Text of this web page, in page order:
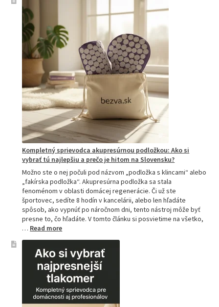
Kompletný sprievodca akupresúrnou podložkou: Ako si
vybrať tú najlepšiu a prečo je hitom na Slovensku?
Možno ste o nej počuli pod názvom „podložka s klincami“ alebo
„fakírska podložka“. Akupresúrna podložka sa stala
fenoménom v oblasti domácej regenerácie. Či už ste
športovec, sedíte 8 hodín v kancelárii, alebo len hľadáte
spôsob, ako vypnúť po náročnom dni, tento nástroj môže byť
presne to, čo hľadáte. V tomto článku si posvietime na všetko,
… Read more:
sprievodca
akupresúrnou
podložkou:
Ako
si
vybrať
tú